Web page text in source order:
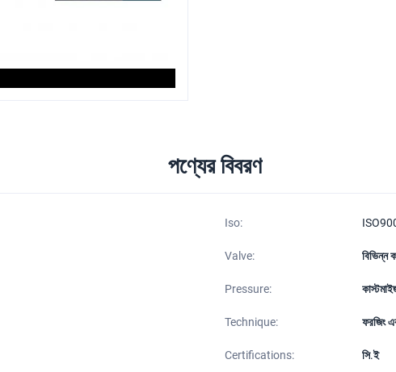
পণ্যের বিবরণ
Iso:
Valve: বিভিন্ন
Pressure:
Technique: ফরজিং
Certifications: সি.ই